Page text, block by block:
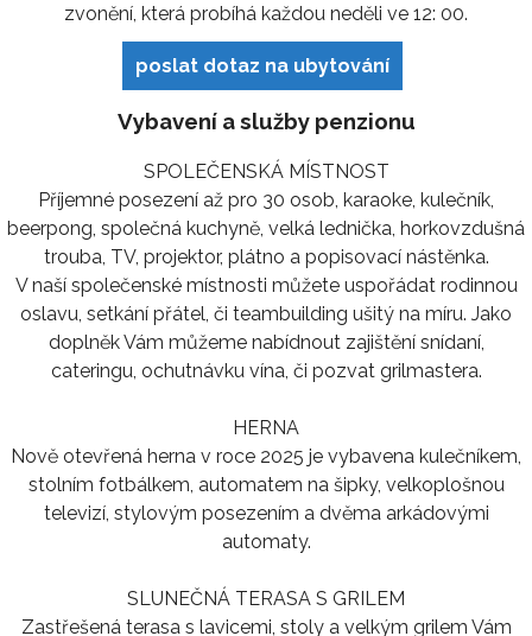
zvonění, která probíhá každou neděli ve 12: 00.
poslat dotaz na ubytování
Vybavení a služby penzionu
SPOLEČENSKÁ MÍSTNOST
Příjemné posezení až pro 30 osob, karaoke, kulečník,
beerpong, společná kuchyně, velká lednička, horkovzdušná
trouba, TV, projektor, plátno a popisovací nástěnka.
V naší společenské místnosti můžete uspořádat rodinnou
oslavu, setkání přátel, či teambuilding ušitý na míru. Jako
doplněk Vám můžeme nabídnout zajištění snídaní,
cateringu, ochutnávku vína, či pozvat grilmastera.
HERNA
Nově otevřená herna v roce 2025 je vybavena kulečníkem,
stolním fotbálkem, automatem na šipky, velkoplošnou
televizí, stylovým posezením a dvěma arkádovými
automaty.
SLUNEČNÁ TERASA S GRILEM
Zastřešená terasa s lavicemi, stoly a velkým grilem Vám